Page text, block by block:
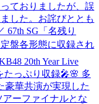
ておりましたが、誤
した。お詫びととも
67th SG「名残り
盤各形態に収録され
20th Year Live
たっぷり収録🎤🌸 多
豪華共演が実現した
ーファイナルとな